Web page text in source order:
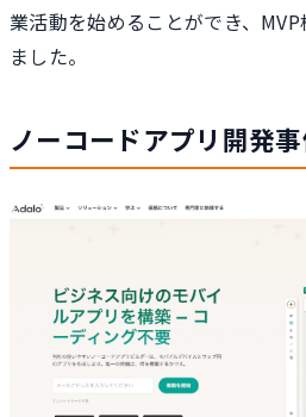
業活動を始めることができ、
ました。
ノーコードアプリ開発